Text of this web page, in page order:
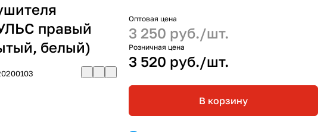
правый
белый)
Оптовая цена
3 250 руб./шт.
Розничная цена
3 520 руб./шт.
В корзину